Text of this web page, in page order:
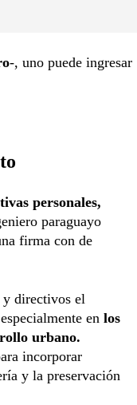
-, uno puede ingresar
personales,
paraguayo
firma con de
y directivos el
en los
urbano.
incorporar
y la preservación